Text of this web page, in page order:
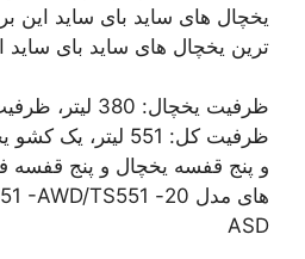
یخچال های ساید بای ساید این
ترین یخچال های ساید بای ساید
ظرفیت کل: 551
و پنج قفسه یخچال و پنج قفسه
ASD